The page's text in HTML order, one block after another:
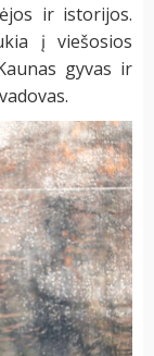
ir istorijos.
į viešosios
gyvas ir